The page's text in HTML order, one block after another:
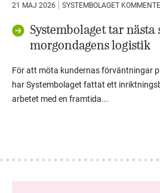
21 MAJ 2026 SYSTEMBOLAGET
Systembolaget tar
morgondagens logistik
För att möta kundernas förväntningar
har Systembolaget fattat ett
arbetet med en framtida...